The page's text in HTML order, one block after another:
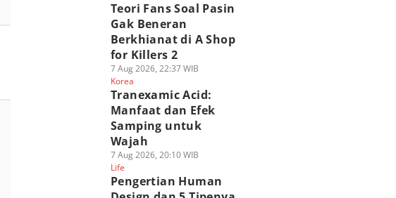
Teori Fans Soal Pasin
Gak Beneran
Berkhianat di A Shop
for Killers 2
7 Aug 2026, 22:37 WIB
Korea
Tranexamic Acid:
Manfaat dan Efek
Samping untuk
Wajah
7 Aug 2026, 20:10 WIB
Life
Pengertian Human